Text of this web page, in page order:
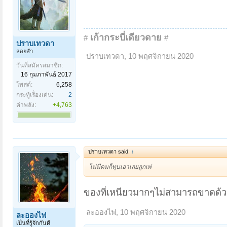
ปราบเทวดา
ลอยลำ
วันที่สมัครสมาชิก:
16 กุมภาพันธ์ 2017
โพสต์:
6,258
กระทู้เรื่องเด่น:
2
ค่าพลัง:
+4,763
#เก้ากระบี่เดียวดาย #
ปราบเทวดา, 10 พฤศจิกายน 2020
ละอองไฟ
เป็นที่รู้จักกันดี
ปราบเทวดา said: ↑
ไม่มีคมก็ทุบเอาเลยลูกเพ่
ของที่เหนียวมากๆไม่สามารถขาดด้
ละอองไฟ, 10 พฤศจิกายน 2020